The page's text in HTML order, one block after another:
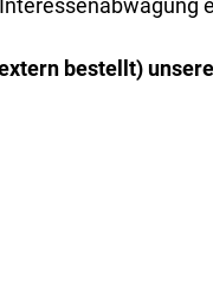
bestellt)